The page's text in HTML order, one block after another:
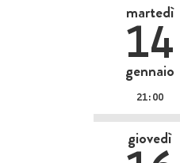
martedì
14
gennaio
21:00
giovedì